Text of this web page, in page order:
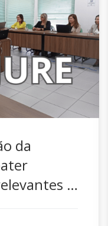
de Previdência
da Comissão
Ações Judiciais
representantes
Social (RPPS)
é um órgão de
da
…